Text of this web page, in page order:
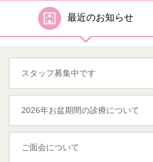
最近のお知らせ
スタッフ募集中です
2026年お盆期間の診療について
ご面会について